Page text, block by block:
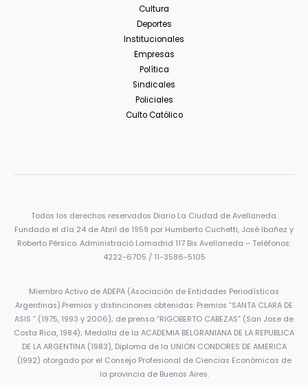
Cultura
Deportes
Institucionales
Empresas
Política
Sindicales
Policiales
Culto Católico
Todos los derechos reservados Diario La Ciudad de Avellaneda.
Fundado el día 24 de Abril de 1959 por Humberto Cuchetti, José Ibañez y
Roberto Pérsico. Administració Lamadrid 117 Bis Avellaneda – Teléfonos:
4222-6705 / 11-3586-5105
Miembro Activo de ADEPA (Asociación de Entidades Periodísticas
Argentinas).Premios y distincinones obtenidas: Premios “SANTA CLARA DE
ASIS ” (1975, 1993 y 2006); de prensa “RIGOBERTO CABEZAS” (San Jose de
Costa Rica, 1984); Medalla de la ACADEMIA BELGRANIANA DE LA REPUBLICA
DE LA ARGENTINA (1983), Diploma de la UNION CONDORES DE AMERICA
(|992) otorgado por el Consejo Profesional de Ciencias Económicas de
la provincia de Buenos Aires.